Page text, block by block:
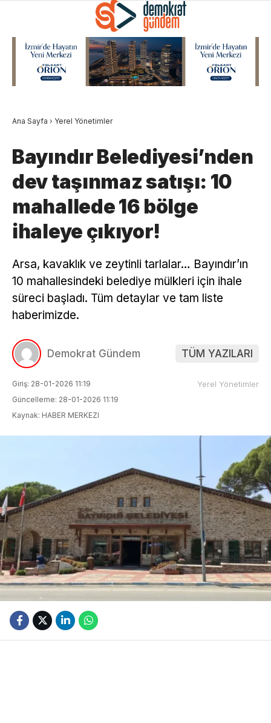
Ana Sayfa › Yerel Yönetimler
Bayındır Belediyesi’nden
dev taşınmaz satışı: 10
mahallede 16 bölge
ihaleye çıkıyor!
Arsa, kavaklık ve zeytinli tarlalar… Bayındır’ın
10 mahallesindeki belediye mülkleri için ihale
süreci başladı. Tüm detaylar ve tam liste
haberimizde.
Demokrat Gündem TÜM YAZILARI
Giriş: 28-01-2026 11:19
Güncelleme: 28-01-2026 11:19
Kaynak: HABER MERKEZI
Yerel Yönetimler